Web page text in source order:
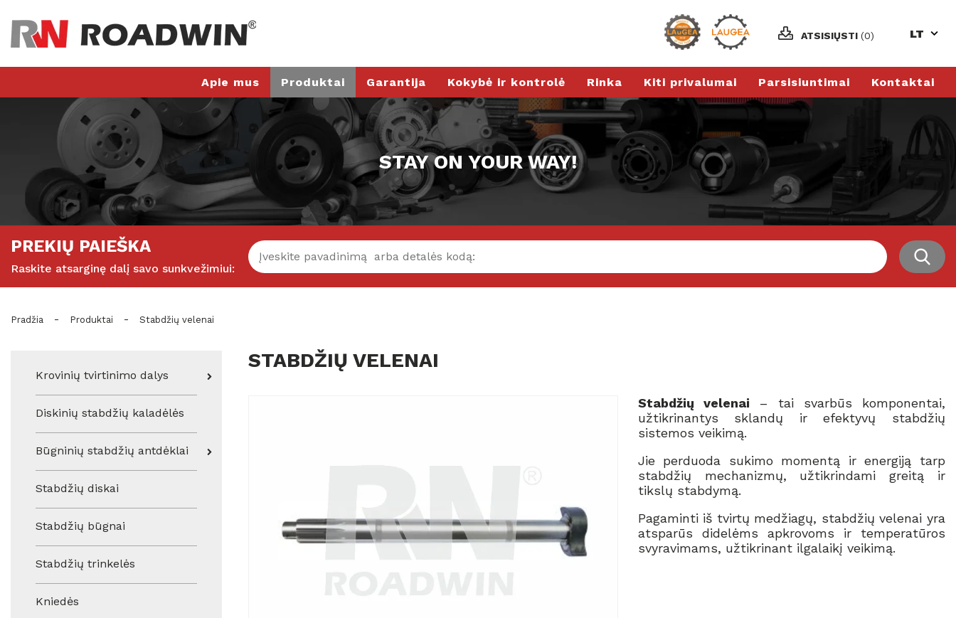
ATSISIŲSTI (0) LT
Apie mus Produktai Garantija Kokybė ir kontrolė Rinka Kiti privalumai Parsisiuntimai Kontaktai
STAY ON YOUR WAY!
PREKIŲ PAIEŠKA
Raskite atsarginę dalį savo sunkvežimiui:
Pradžia - Produktai - Stabdžių velenai
Krovinių tvirtinimo dalys
Diskinių stabdžių kaladėlės
Būgninių stabdžių antdėklai
Stabdžių diskai
Stabdžių būgnai
Stabdžių trinkelės
Kniedės
STABDŽIŲ VELENAI
Stabdžių velenai – tai svarbūs komponentai,
užtikrinantys sklandų ir efektyvų stabdžių
sistemos veikimą.
Jie perduoda sukimo momentą ir energiją tarp
stabdžių mechanizmų, užtikrindami greitą ir
tikslų stabdymą.
Pagaminti iš tvirtų medžiagų, stabdžių velenai yra
atsparūs didelėms apkrovoms ir temperatūros
svyravimams, užtikrinant ilgalaikį veikimą.